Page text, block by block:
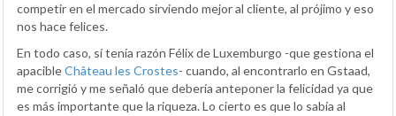
competir en el mercado sirviendo mejor al cliente, al prójimo y eso
nos hace felices.
En todo caso, sí tenía razón Félix de Luxemburgo -que gestiona el
apacibleChâteau les Crostes- cuando, al encontrarlo en Gstaad,
me corrigió y me señaló que debería anteponer la felicidad ya que
es más importante que la riqueza. Lo cierto es que lo sabía al